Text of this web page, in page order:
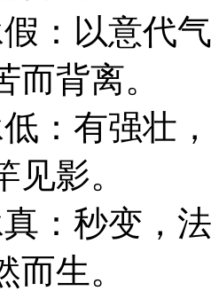
以意代气
而背离。
有强壮，
影。
秒变，法
生。